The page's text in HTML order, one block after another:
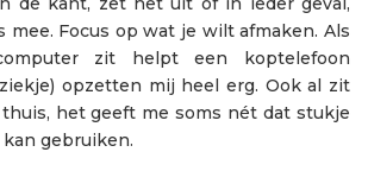
mee. Focus op wat je wilt afmaken. Als
zit helpt een koptelefoon
opzetten mij heel erg. Ook al zit
het geeft me soms nét dat stukje
gebruiken.